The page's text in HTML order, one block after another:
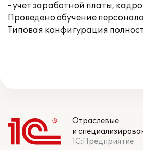
- учет заработной платы,
Проведено обучение
Типовая конфигурация
Отраслевые
и
1С:Предприятие